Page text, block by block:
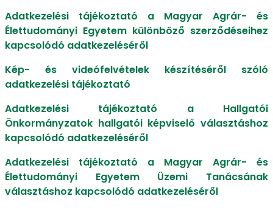
Adatkezelési tájékoztató a Magyar Agrár- és
Élettudományi Egyetem különböző szerződéseihez
kapcsolódó adatkezeléséről
Kép- és videófelvételek készítéséről szóló
adatkezelési tájékoztató
Adatkezelési tájékoztató a Hallgatói
Önkormányzatok hallgatói képviselő választáshoz
kapcsolódó adatkezeléséről
Adatkezelési tájékoztató a Magyar Agrár- és
Élettudományi Egyetem Üzemi Tanácsának
választáshoz kapcsolódó adatkezeléséről